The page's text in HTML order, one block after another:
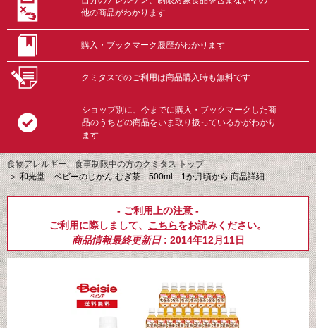
他の商品がわかります
購入・ブックマーク履歴がわかります
クミタスでのご利用は商品購入時も無料です
ショップ別に、今までに購入・ブックマークした商
品のうちどの商品をいま取り扱っているかがわかり
ます
食物アレルギー、食事制限中の方のクミタス トップ
＞和光堂 ベビーのじかん むぎ茶 500ml 1か月頃から 商品詳細
- ご利用上の注意 -
ご利用に際しまして、 こちらをお読みください。
商品情報最終更新日: 2014年12月11日